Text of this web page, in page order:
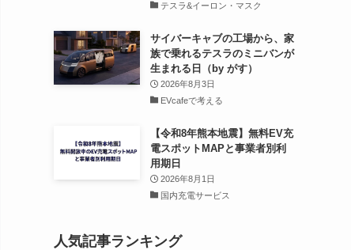
テスラ&イーロン・マスク
サイバーキャブの工場から、家
族で乗れるテスラのミニバンが
生まれる日（by がす）
2026年8月3日
EVcafeで考える
【令和8年熊本地震】無料EV充
電スポットMAPと事業者別利
用期日
2026年8月1日
国内充電サービス
人気記事ランキング